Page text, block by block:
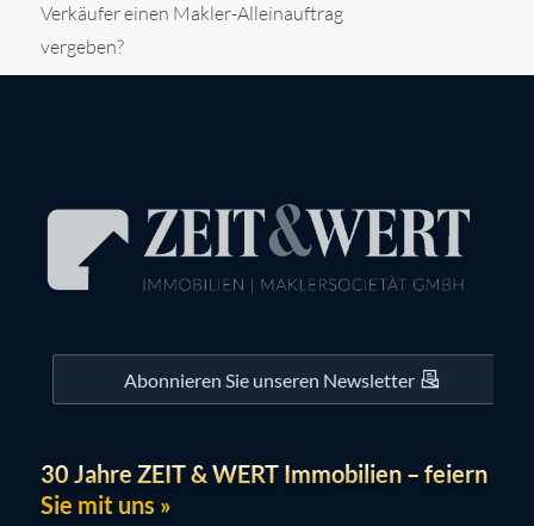
Verkäufer einen Makler-Alleinauftrag
vergeben?
Abonnieren Sie unseren Newsletter
30 Jahre ZEIT & WERT Immobilien – feiern
Sie mit uns »